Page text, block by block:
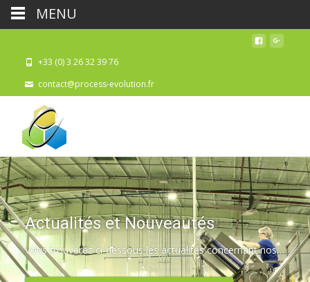
+33 (0) 3 26 32 39 76
contact@process-evolution.fr
Actualités et Nouveautés
Vous trouverez ci-dessous les actualités concernant nos nouveaux produits, les salons auxquels nous ou nos fabricants participent, des informations financières, et des renseignements techniques.
MENU